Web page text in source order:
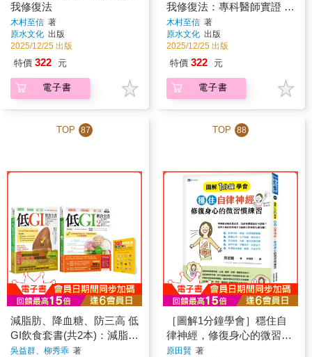
我修復法
木村至信 著
原水文化 出版
2025/12/25 出版
特價 322 元
電子書
我修復法：專科醫師實證 改
善一萬人耳朵的方法
木村至信 著
原水文化 出版
2025/12/25 出版
特價 322 元
電子書
TOP 87
減脂肪、降血糖、防三高 低
GI飲食套書(共2本)：減脂
肪、降血糖、防三高 低GI
吳益群、柳秀乖 著
TOP 88
［圖解1分鐘學會］穩住自
律神經，修復身心的微習慣
練習
原田賢 著